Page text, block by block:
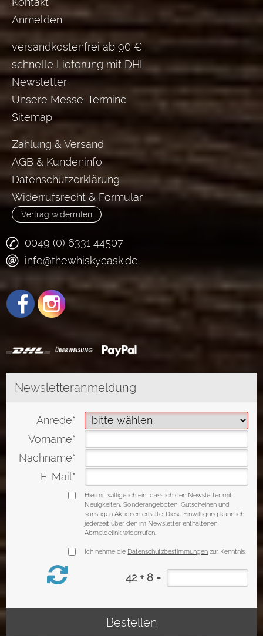
Anmelden
versandkostenfrei ab 90 €
schnelle Lieferung mit DHL
Newsletter
Unsere Messe-Termine
Sitemap
Zahlung & Versand
AGB & Kundeninfo
Datenschutzerklärung
Widerrufsrecht & Formular
Vertrag widerrufen
0049 (0) 6331 44507
info@thewhiskycask.de